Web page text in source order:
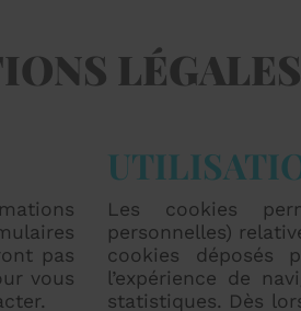
LÉGALES
pas
vous
Les cookies
personnelles)
cookies déposés
l’expérience de
statistiques. Dès